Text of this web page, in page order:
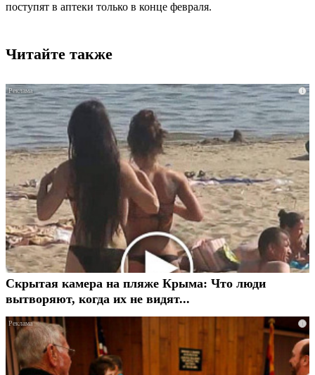
поступят в аптеки только в конце февраля.
Читайте также
i
Скрытая камера на пляже Крыма: Что люди
вытворяют, когда их не видят...
i